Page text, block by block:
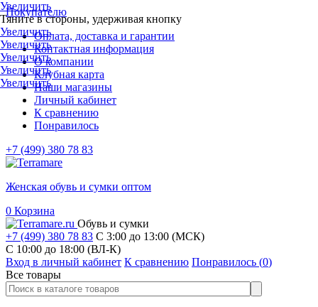
Покупателю
Оплата, доставка и гарантии
Контактная информация
О компании
Клубная карта
Наши магазины
Личный кабинет
К сравнению
Понравилось
+7 (499) 380 78 83
Женская обувь и сумки оптом
0 Корзина
Обувь и сумки
+7 (499) 380 78 83 С 3:00 до 13:00 (МСК)
C 10:00 до 18:00 (ВЛ-К)
Вход в личный кабинет К сравнению Понравилось (0)
Все товары
Увеличить
Тяните в стороны, удерживая кнопку
Увеличить
Увеличить
Увеличить
Увеличить
Увеличить